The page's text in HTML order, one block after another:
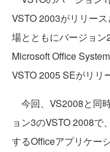
VSTO 2003がリリー
場とともにバージョ
Microsoft Office
VSTO 2005 SEがリリ
今回、VS2008と同
ョン3のVSTO 2008で
するOfficeアプリケー